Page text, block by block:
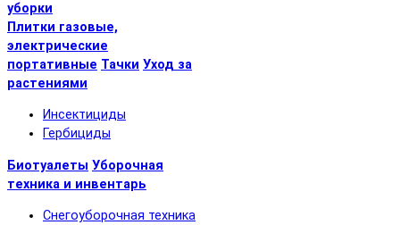
уборки
Плитки газовые,
электрические
портативные Тачки Уход за
растениями
Инсектициды
Гербициды
Биотуалеты Уборочная
техника и инвентарь
Снегоуборочная техника